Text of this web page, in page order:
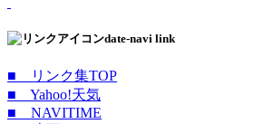
date-navi link
■ リンク集TOP
■ Yahoo!天気
■ NAVITIME